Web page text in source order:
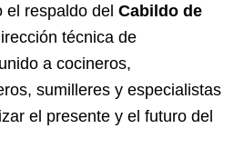
el respaldo del Cabildo de
técnica de
a cocineros,
sumilleres y especialistas
el presente y el futuro del